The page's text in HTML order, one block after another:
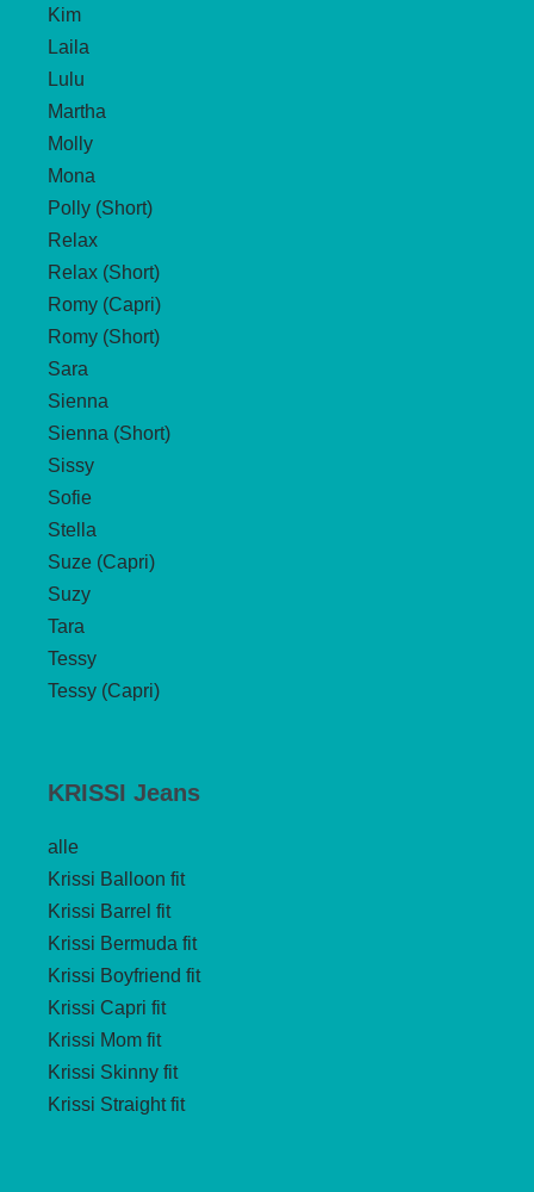
Kim
Laila
Lulu
Martha
Molly
Mona
Polly (Short)
Relax
Relax (Short)
Romy (Capri)
Romy (Short)
Sara
Sienna
Sienna (Short)
Sissy
Sofie
Stella
Suze (Capri)
Suzy
Tara
Tessy
Tessy (Capri)
KRISSI Jeans
alle
Krissi Balloon fit
Krissi Barrel fit
Krissi Bermuda fit
Krissi Boyfriend fit
Krissi Capri fit
Krissi Mom fit
Krissi Skinny fit
Krissi Straight fit